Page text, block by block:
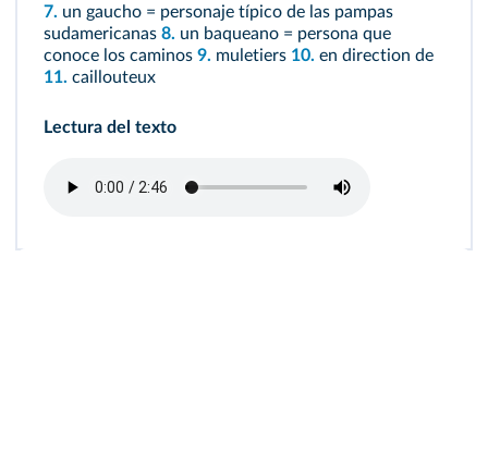
7. un gaucho = personaje típico de las pampas
sudamericanas 8. un baqueano = persona que
conoce los caminos 9. muletiers 10. en direction de
11. caillouteux
Lectura del texto